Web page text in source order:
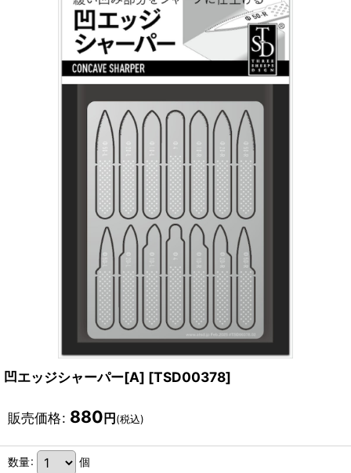
凹エッジシャーパー[A] [TSD00378]
販売価格: 880円(税込)
数量: 個